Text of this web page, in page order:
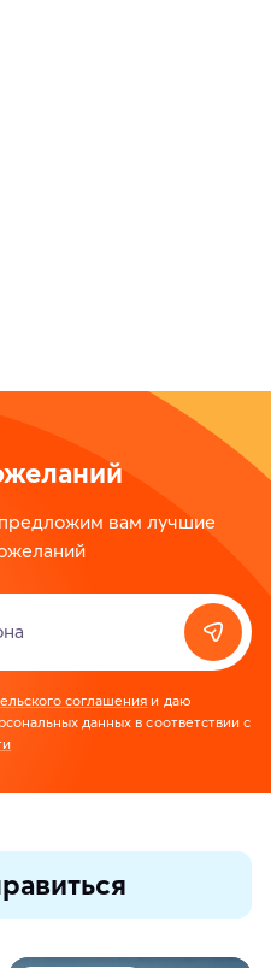
вам лучшие
соглашения и даю
данных в соответствии с